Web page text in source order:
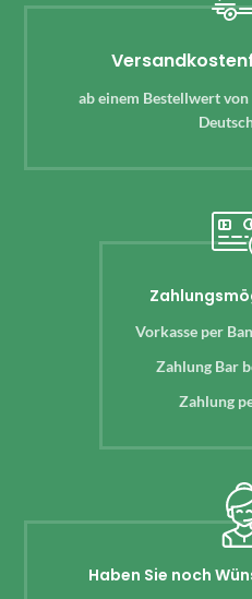
ab einem Bestellwert
Vorkasse per
Zahlung Bar
Zahlung
Haben Sie noch